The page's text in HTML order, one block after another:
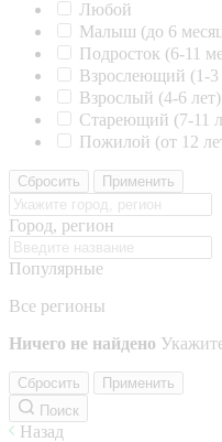
Любой
Малыш (до 6
Подросток (6-11
Взрослеющий (1-3
Взрослый (4-6 лет)
Стареющий (7-11
Пожилой (от 12
Сбросить Применить
Город, регион
Популярные
Все регионы
Ничего не найдено
Сбросить
Применить
Поиск
Назад